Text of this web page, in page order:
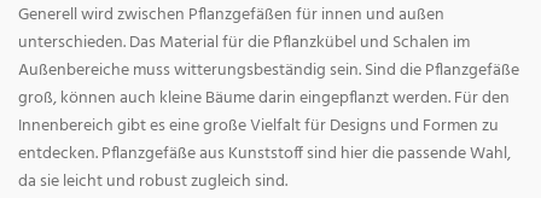
Generell wird zwischen Pflanzgefäßen für innen und außen
unterschieden. Das Material für die Pflanzkübel und Schalen im
Außenbereiche muss witterungsbeständig sein. Sind die Pflanzgefäße
groß, können auch kleine Bäume darin eingepflanzt werden. Für den
Innenbereich gibt es eine große Vielfalt für Designs und Formen zu
entdecken. Pflanzgefäße aus Kunststoff sind hier die passende Wahl,
da sie leicht und robust zugleich sind.